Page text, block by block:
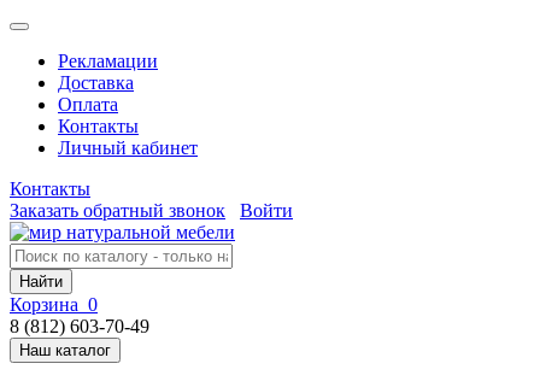
Рекламации
Доставка
Оплата
Контакты
Личный кабинет
Контакты
Заказать обратный звонок
Войти
Найти
Корзина 0
8 (812) 603-70-49
Наш каталог